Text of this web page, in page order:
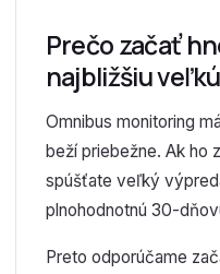
Prečo začať
najbližšiu
Omnibus monitoring
beží priebežne. Ak ho
spúšťate veľký
plnohodnotnú 30-
Preto odporúčame